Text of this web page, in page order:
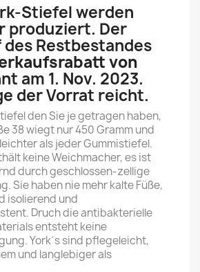
Stiefel werden
produziert. Der
Restbestandes
von
am 1. Nov. 2023.
der Vorrat reicht.
den Sie je getragen haben,
38 wiegt nur 450 Gramm und
als jeder Gummistiefel.
keine Weichmacher, es ist
durch geschlossen-zellige
Sie haben nie mehr kalte Füße,
isolierend und
Druch die antibakterielle
entsteht keine
York´s sind pflegeleicht,
und langlebiger als